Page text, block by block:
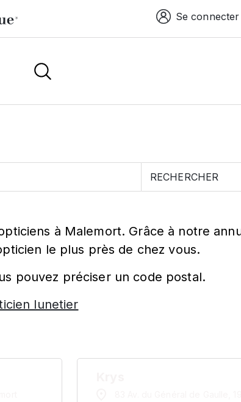
Espace connexion
Se connecter
à Malemort. Grâce à notre
le plus près de chez vous.
pouvez préciser un code postal.
lunetier